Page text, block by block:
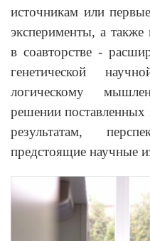
источникам или
эксперименты, а также
в соавторстве -
генетической
логическому
решении поставленных
результатам,
предстоящие научные